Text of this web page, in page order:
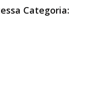
Categoria: